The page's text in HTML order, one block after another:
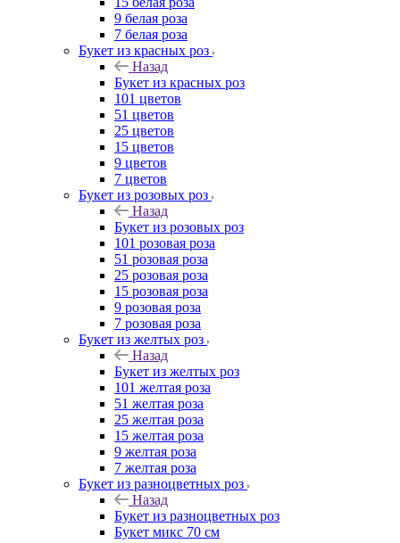
9 белая роза
7 белая роза
Букет из красных роз
Назад
Букет из красных роз
101 цветов
51 цветов
25 цветов
15 цветов
9 цветов
7 цветов
Букет из розовых роз
Назад
Букет из розовых роз
101 розовая роза
51 розовая роза
25 розовая роза
15 розовая роза
9 розовая роза
7 розовая роза
Букет из желтых роз
Назад
Букет из желтых роз
101 желтая роза
51 желтая роза
25 желтая роза
15 желтая роза
9 желтая роза
7 желтая роза
Букет из разноцветных роз
Назад
Букет из разноцветных роз
Букет микс 70 см